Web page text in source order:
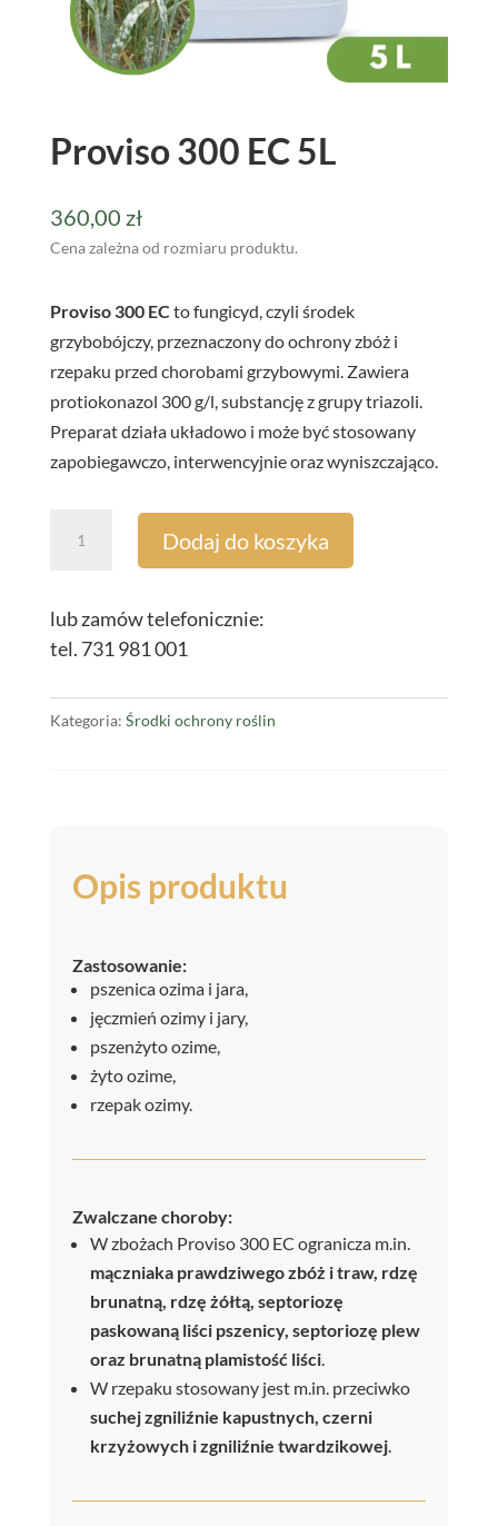
Proviso 300 EC 5L
360,00 zł
Cena zależna od rozmiaru produktu.
Proviso 300 EC to fungicyd, czyli środek
grzybobójczy, przeznaczony do ochrony zbóż i
rzepaku przed chorobami grzybowymi. Zawiera
protiokonazol 300 g/l, substancję z grupy triazoli.
Preparat działa układowo i może być stosowany
zapobiegawczo, interwencyjnie oraz wyniszczająco.
Proviso
EC
5L
Dodaj do koszyka
lub zamów telefonicznie:
tel. 731 981 001
Kategoria: Środki ochrony roślin
Opis produktu
Zastosowanie:
pszenica ozima i jara,
jęczmień ozimy i jary,
pszenżyto ozime,
żyto ozime,
rzepak ozimy.
Zwalczane choroby:
W zbożach Proviso 300 EC ogranicza m.in.
mączniaka prawdziwego zbóż i traw, rdzę
brunatną, rdzę żółtą, septoriozę
paskowaną liści pszenicy, septoriozę plew
oraz brunatną plamistość liści.
W rzepaku stosowany jest m.in. przeciwko
suchej zgniliźnie kapustnych, czerni
krzyżowych i zgniliźnie twardzikowej.